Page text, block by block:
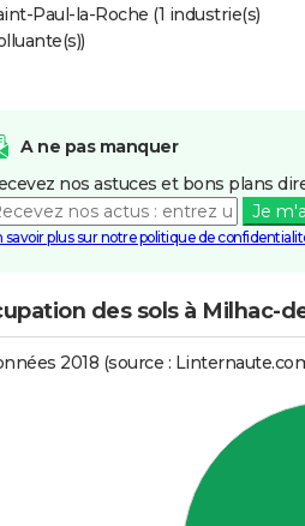
Paul-la-Roche (1 industrie(s)
A ne pas manquer
nos astuces et bons plans
Je
savoir plus sur notre politique de
des sols à Milhac-
2018 (source :